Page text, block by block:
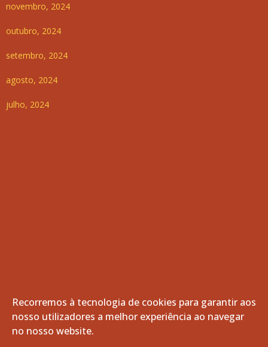
novembro, 2024
outubro, 2024
setembro, 2024
agosto, 2024
julho, 2024
© 2026 Freguesia de Vila de Frades. Todos os direitos
reservados.
Recorremos à tecnologia de cookies para garantir aos
nosso utilizadores a melhor experiência ao navegar
no nosso website.